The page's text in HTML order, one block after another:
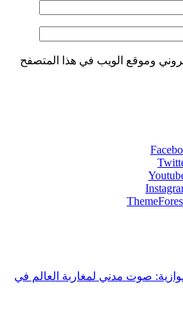
وموقع الويب في هذا المتصفح
صوت مدني لمغاربة العالم في